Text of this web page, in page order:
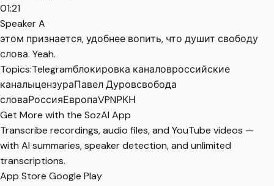
01:21
Speaker A
этом признается, удобнее вопить, что душит свободу
слова. Yeah.
Topics:Telegramблокировка каналовроссийские
каналыцензураПавел Дуровсвобода
словаРоссияЕвропаVPNРКН
Get More with the SozAI App
Transcribe recordings, audio files, and YouTube videos —
with AI summaries, speaker detection, and unlimited
transcriptions.
App Store Google Play